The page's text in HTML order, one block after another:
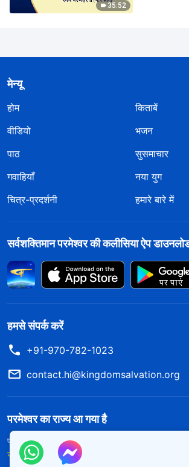
35:52
मेन्यू
होम
किताबें
वीडियो
भजन
पाठ
सुसमाचार
गवाहियाँ
नया युग
चित्र-प्रदर्शनी
हमारे बारे में
सर्वशक्तिमान परमेश्वर की कलीसिया ऐप
हमसे संपर्क करें
+91-970-782-1023
contact.hi@kingdomsalvation.org
परमेश्वर का राज्य आ गया है
परमेश्वर का राज्य पृथ्वी पर आ गया है! क्या आप इसमें प्रवेश
जानें